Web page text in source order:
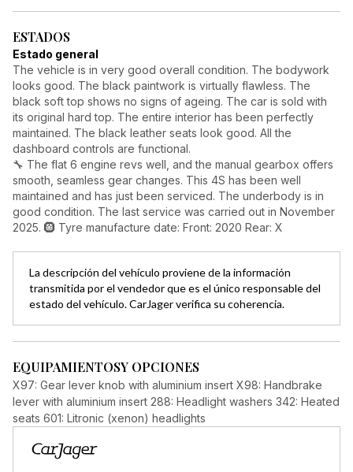
ESTADOS
Estado general
The vehicle is in very good overall condition. The bodywork
looks good. The black paintwork is virtually flawless. The
black soft top shows no signs of ageing. The car is sold with
its original hard top. The entire interior has been perfectly
maintained. The black leather seats look good. All the
dashboard controls are functional.
🔧 The flat 6 engine revs well, and the manual gearbox offers
smooth, seamless gear changes. This 4S has been well
maintained and has just been serviced. The underbody is in
good condition. The last service was carried out in November
2025. 🛞 Tyre manufacture date: Front: 2020 Rear: X
La descripción del vehículo proviene de la información
transmitida por el vendedor que es el único responsable del
estado del vehículo. CarJager verifica su coherencia.
EQUIPAMIENTOSY OPCIONES
X97: Gear lever knob with aluminium insert X98: Handbrake
lever with aluminium insert 288: Headlight washers 342: Heated
seats 601: Litronic (xenon) headlights